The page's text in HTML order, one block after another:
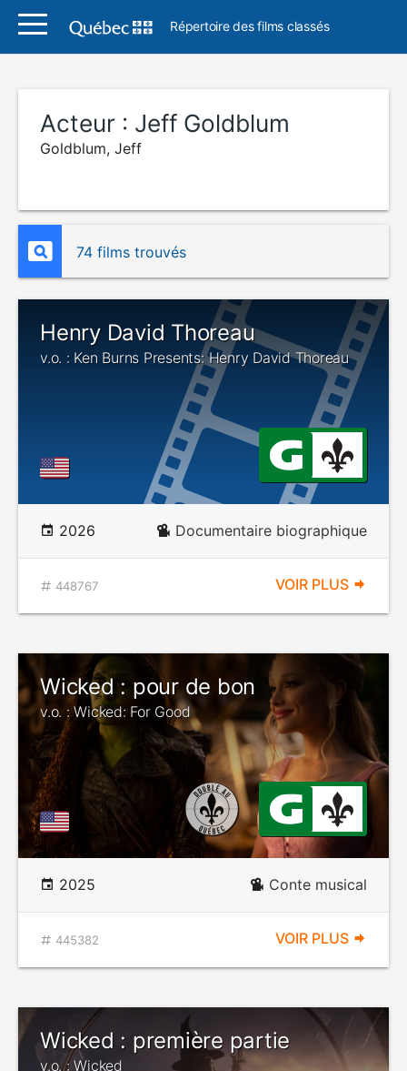
Répertoire des films classés
Acteur : Jeff Goldblum
Goldblum, Jeff
74 films trouvés
Henry David Thoreau
v.o. : Ken Burns Presents: Henry David Thoreau
2026 Documentaire biographique
448767 VOIR PLUS
Wicked : pour de bon
v.o. : Wicked: For Good
2025 Conte musical
445382 VOIR PLUS
Wicked : première partie
v.o. : Wicked